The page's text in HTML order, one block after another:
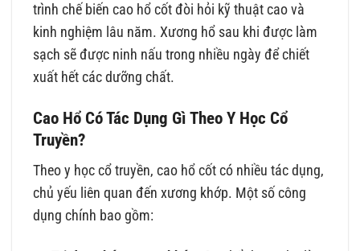
trình chế biến cao hổ cốt đòi hỏi kỹ thuật cao và
kinh nghiệm lâu năm. Xương hổ sau khi được làm
sạch sẽ được ninh nấu trong nhiều ngày để chiết
xuất hết các dưỡng chất.
Cao Hổ Có Tác Dụng Gì Theo Y Học Cổ
Truyền?
Theo y học cổ truyền, cao hổ cốt có nhiều tác dụng,
chủ yếu liên quan đến xương khớp. Một số công
dụng chính bao gồm: